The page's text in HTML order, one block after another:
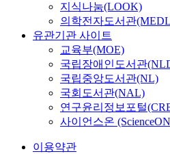
지식나눔(LOOK)
의학전자도서관
유관기관 사이트
교육부(MOE)
국립장애인도서관
국립중앙도서관(NL)
국회도서관(NAL)
연구윤리정보포털
사이언스온
이용약관